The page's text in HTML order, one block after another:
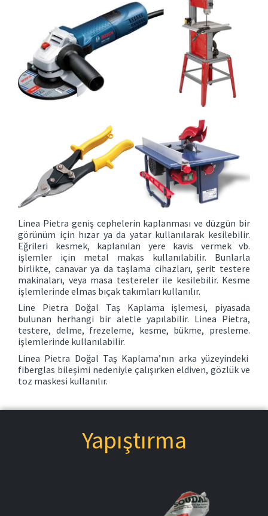
Linea Pietra geniş cephelerin kaplanması ve düzgün bir
görünüm için hızar ya da yatar kullanılarak kesilebilir.
Eğrileri kesmek, kaplanılan yere kavis vermek vb.
işlemler için metal makas kullanılabilir. Bunlarla
birlikte, canavar ya da taşlama cihazları, şerit testere
makinaları, veya masa testereler ile kesilebilir. Kesme
işlemlerinde elmas bıçak takımları kullanılır.
Line Pietra Doğal Taş Kaplama işlemesi, piyasada
bulunan herhangi bir aletle yapılabilir. Linea Pietra,
testere, delme, frezeleme, kesme, bükme, presleme.
işlemlerinde kullanılabilir.
Linea Pietra Doğal Taş Kaplama’nın arka yüzeyindeki
fiberglas bileşimi nedeniyle çalışırken eldiven, gözlük ve
toz maskesi kullanılır.
Yapıştırma